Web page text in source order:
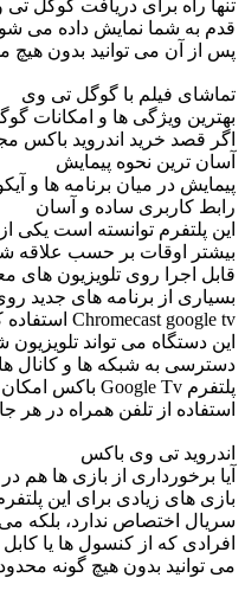
پس از آن می توانید بدون هیچ
تماشای فیلم با گوگل تی وی
بهترین ویژگی ها و امکانات
اگر قصد خرید اندروید باکس
آسان ترین نحوه پیمایش
پیمایش در میان برنامه ها و
رابط کاربری ساده و آسان
این پلتفرم توانسته است یکی
بیشتر اوقات بر حسب علاقه
قابل اجرا روی تلویزیون های
بسیاری از برنامه های جدید
Chromecast google tv استفاده کنید.
این دستگاه می تواند
دسترسی به شبکه ها و کانال ها
استفاده از تلفن همراه در هر
اندروید تی وی باکس
آیا برخورداری از بازی ها
سریال اختصاص ندارد، بلکه
می توانید بدون هیچ گونه